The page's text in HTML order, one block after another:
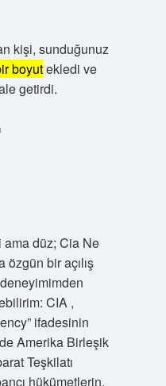
kişi, sunduğunuz
boyutekledi ve
getirdi.
düz; Cia Ne
özgün bir açılış
CIA ,
ifadesinin
Amerika Birleşik
Teşkilatı
hükümetlerin,